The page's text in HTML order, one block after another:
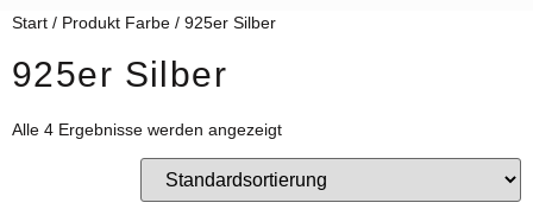
Start / Produkt Farbe / 925er Silber
925er Silber
Alle 4 Ergebnisse werden angezeigt